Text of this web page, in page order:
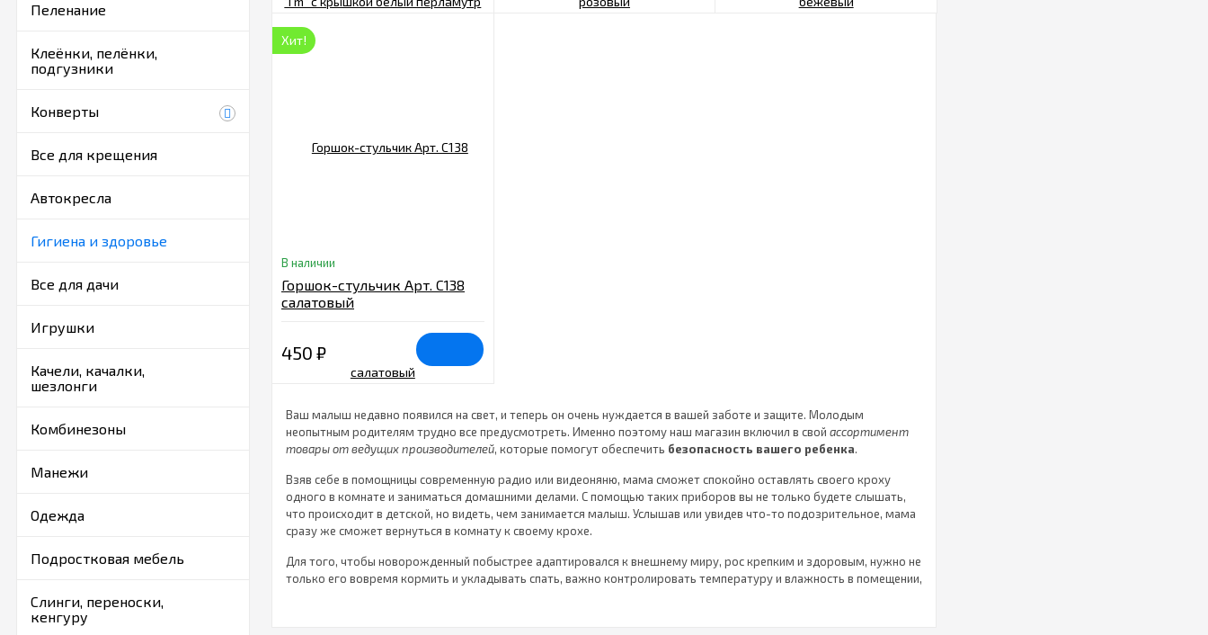
Пеленание
Клеёнки, пелёнки,
подгузники
Конверты
Все для крещения
Автокресла
Гигиена и здоровье
Все для дачи
Игрушки
Качели, качалки,
шезлонги
Комбинезоны
Манежи
Одежда
Подростковая мебель
Слинги, переноски,
кенгуру
Хит!
В наличии
Горшок-стульчик Арт. C138
салатовый
450 ₽
Ваш малыш недавно появился на свет, и теперь он очень нуждается в вашей заботе и защите. Молодым
неопытным родителям трудно все предусмотреть. Именно поэтому наш магазин включил в свой ассортимент
товары от ведущих производителей, которые помогут обеспечить безопасность вашего ребенка.
Взяв себе в помощницы современную радио или видеоняню, мама сможет спокойно оставлять своего кроху
одного в комнате и заниматься домашними делами. С помощью таких приборов вы не только будете слышать,
что происходит в детской, но видеть, чем занимается малыш. Услышав или увидев что-то подозрительное, мама
сразу же сможет вернуться в комнату к своему крохе.
Для того, чтобы новорожденный побыстрее адаптировался к внешнему миру, рос крепким и здоровым, нужно не
только его вовремя кормить и укладывать спать, важно контролировать температуру и влажность в помещении,